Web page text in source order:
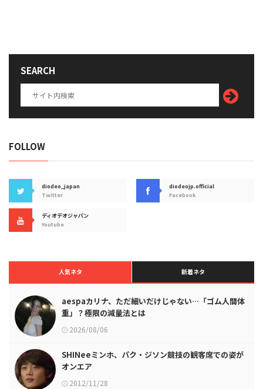
SEARCH
FOLLOW
diodeo_japan
Twitter
diodeojp.official
Facebook
ディオデオジャパン
Youtube
人気ネタ 新着ネタ
aespaカリナ、ただ細いだけじゃない…「ゴム人間体
重」？極限の減量法とは
2026/08/06
SHINeeミンホ、パク・ジソン競技の観客席での姿が
オンエア
2012/11/28